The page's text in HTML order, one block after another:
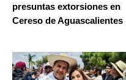
presuntas extorsiones en
Cereso de Aguascalientes